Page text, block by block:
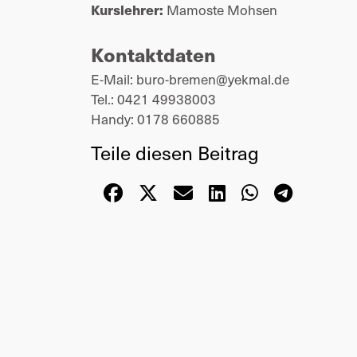
Kurslehrer: Mamoste Mohsen
Kontaktdaten
E-Mail: buro-bremen@yekmal.de
Tel.: 0421 49938003
Handy: 0178 660885
Teile diesen Beitrag